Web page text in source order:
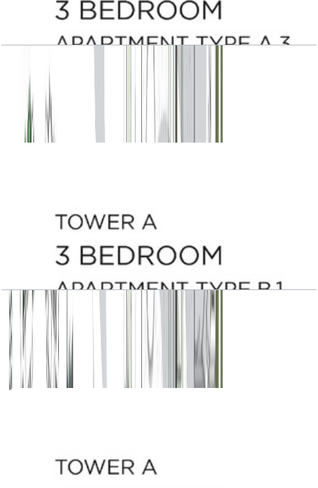
Central Park Plaza, Tower A, 3 BR, Type A.3,
Level 4-5-7-8-10-11-13-14-15-17, 2235 SQFT
باز کردن چیدمان
Central Park Plaza, Tower A, 3 BR, Type B.1,
Level 18-20, 2257 SQFT
باز کردن چیدمان